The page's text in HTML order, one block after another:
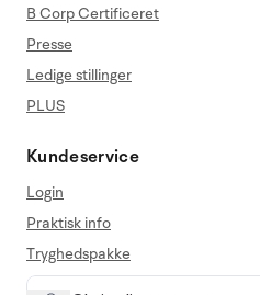
B Corp Certificeret
Presse
Ledige stillinger
PLUS
Kundeservice
Login
Praktisk info
Tryghedspakke